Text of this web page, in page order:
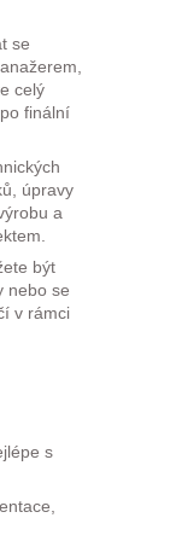
se
celý
finální
úpravy
a
být
nebo se
v rámci
s